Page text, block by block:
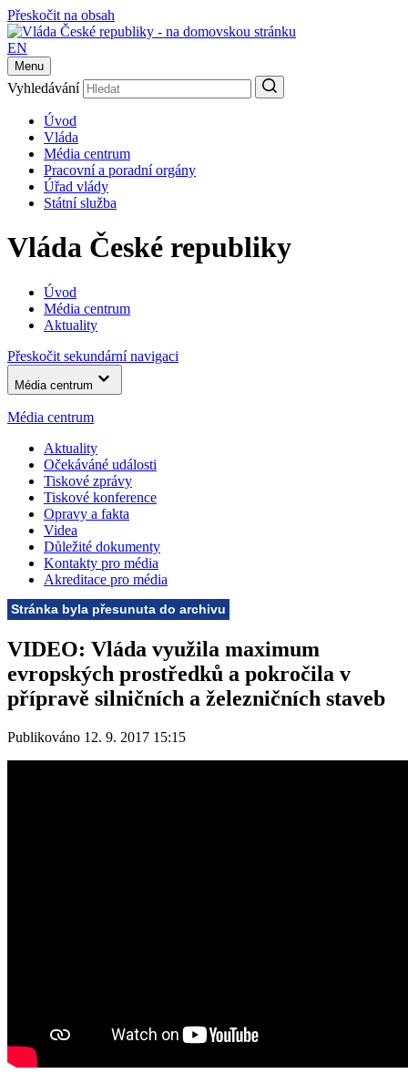
Přeskočit na obsah
EN
Menu
Vyhledávání
Úvod
Vláda
Média centrum
Pracovní a poradní orgány
Úřad vlády
Státní služba
Vláda České republiky
Úvod
Média centrum
Aktuality
Přeskočit sekundární navigaci
Média centrum
Média centrum
Aktuality
Očekáváné události
Tiskové zprávy
Tiskové konference
Opravy a fakta
Videa
Důležité dokumenty
Kontakty pro média
Akreditace pro média
Stránka byla přesunuta do archivu
VIDEO: Vláda využila maximum
evropských prostředků a pokročila v
přípravě silničních a železničních staveb
Publikováno 12. 9. 2017 15:15